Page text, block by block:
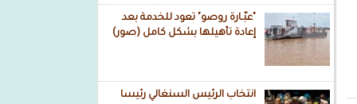
"عبّـارة روصو" تعود للخدمة بعد
إعادة تأهيلها بشكل كامل (صور)
انتخاب الرئيس السنغالي رئيسا